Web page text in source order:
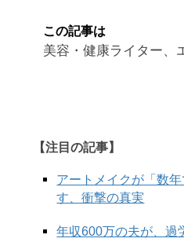
この記事は
美容・健康ライター、
【注目の記事】
アートメイクが「数
す、衝撃の真実
年収600万の夫が、過